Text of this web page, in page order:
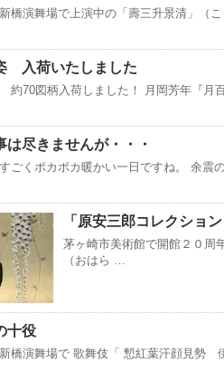
橋演舞場で上演中の「壽三升景清」（
入荷いたしました
約70図柄入荷しました！ 月岡芳年『
は尽きませんが・・・
ごくポカポカ暖かい一日ですね。 余震
「原安三郎コレクショ
茅ヶ崎市美術館で開館２０
（おはら …
十役
橋演舞場で 歌舞伎「 慙紅葉汗顔見勢